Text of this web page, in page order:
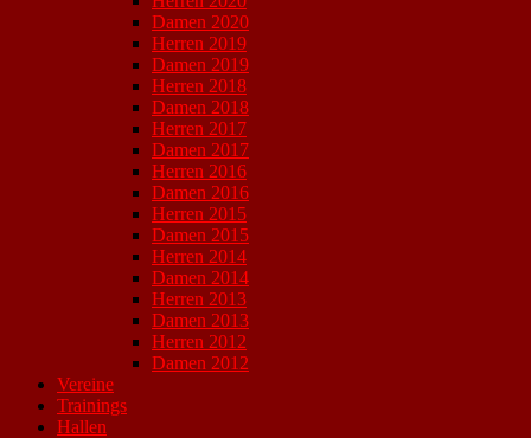
Damen 2020
Herren 2019
Damen 2019
Herren 2018
Damen 2018
Herren 2017
Damen 2017
Herren 2016
Damen 2016
Herren 2015
Damen 2015
Herren 2014
Damen 2014
Herren 2013
Damen 2013
Herren 2012
Damen 2012
Vereine
Trainings
Hallen